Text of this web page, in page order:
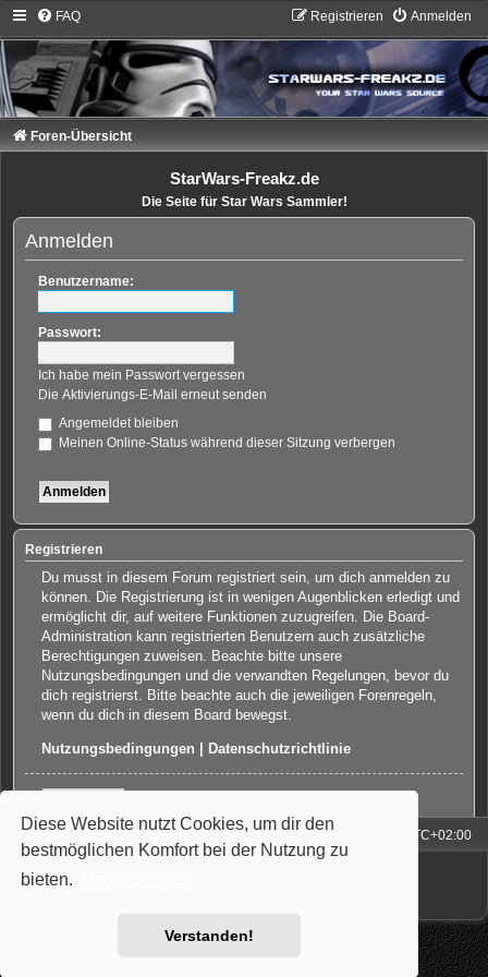
Diese Website nutzt Cookies, um dir den
bestmöglichen Komfort bei der Nutzung zu
bieten.
Verstanden!
FAQ Anmelden
Registrieren
Foren-Übersicht
StarWars-Freakz.de
Die Seite für Star Wars Sammler!
Anmelden
Benutzername:
Passwort:
Ich habe mein Passwort vergessen
Die Aktivierungs-E-Mail erneut senden
Angemeldet bleiben
Meinen Online-Status während dieser Sitzung verbergen
Registrieren
Du musst in diesem Forum registriert sein, um dich anmelden zu
können. Die Registrierung ist in wenigen Augenblicken erledigt und
ermöglicht dir, auf weitere Funktionen zuzugreifen. Die Board-
Administration kann registrierten Benutzern auch zusätzliche
Berechtigungen zuweisen. Beachte bitte unsere
Nutzungsbedingungen und die verwandten Regelungen, bevor du
dich registrierst. Bitte beachte auch die jeweiligen Forenregeln,
wenn du dich in diesem Board bewegst.
Nutzungsbedingungen Datenschutzrichtlinie
UTC+02:00
Deutsche Übersetzung durch